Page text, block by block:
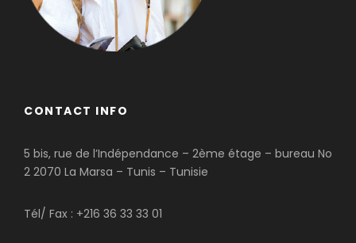
CONTACT INFO
5 bis, rue de l’Indépendance – 2ème étage – bureau No
2 2070 La Marsa – Tunis – Tunisie
Tél/ Fax : +216 36 33 33 01